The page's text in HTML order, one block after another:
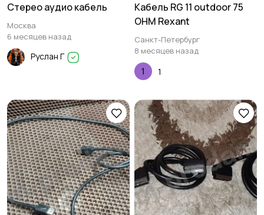
Стерео аудио кабель
Москва
6 месяцев назад
Руслан Г
Кабель RG 11 outdoor 75
OHM Rexant
Санкт-Петербург
8 месяцев назад
1